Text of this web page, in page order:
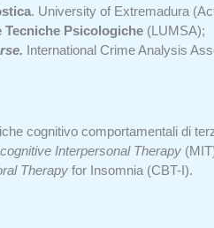
. University of Extremadura
Tecniche Psicologiche(LUMSA);
International Crime Analysis
cognitivo comportamentali di
Interpersonal Therapy
Therapyfor Insomnia (CBT-I).